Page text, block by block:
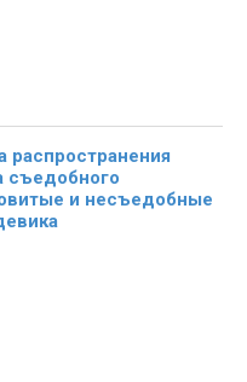
распространения
съедобного
и несъедобные